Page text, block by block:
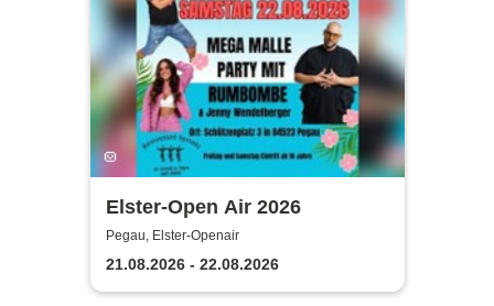
Elster-Open Air 2026
Pegau, Elster-Openair
21.08.2026 - 22.08.2026